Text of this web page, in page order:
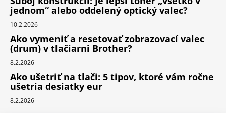
jednom“ alebo oddelený optický valec?
10.2.2026
Ako vymeniť a resetovať zobrazovací valec
(drum) v tlačiarni Brother?
8.2.2026
Ako ušetriť na tlači: 5 tipov, ktoré vám ročne
ušetria desiatky eur
8.2.2026